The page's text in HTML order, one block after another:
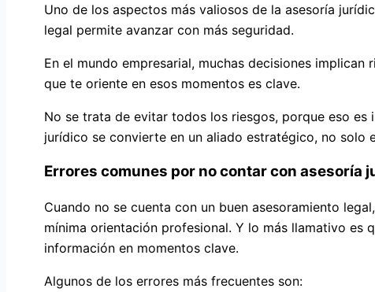
Uno de los aspectos más valiosos de la asesoría
legal permite avanzar con más seguridad.
En el mundo empresarial, muchas decisiones
que te oriente en esos momentos es clave.
No se trata de evitar todos los riesgos, porque eso
jurídico se convierte en un aliado estratégico, no solo
Errores comunes por no contar con asesoría
Cuando no se cuenta con un buen asesoramiento
mínima orientación profesional. Y lo más llamativo es
información en momentos clave.
Algunos de los errores más frecuentes son: